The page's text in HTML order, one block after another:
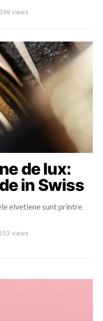
399 views
de lux:
in Swiss
elvetiene sunt printre
views